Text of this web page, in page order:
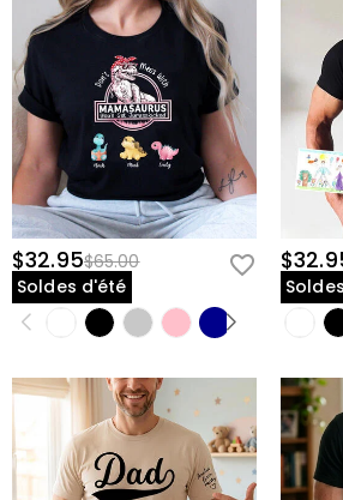
$32.95$65.00
Soldes d'été